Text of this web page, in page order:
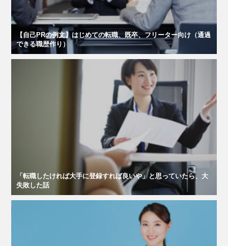
【自己PRの例文】はじめての転職、既卒、フリーター向け（通過
できる職歴作り）
「転職したければ大手に登録すれば良いや」と思っていたら、大
失敗した話